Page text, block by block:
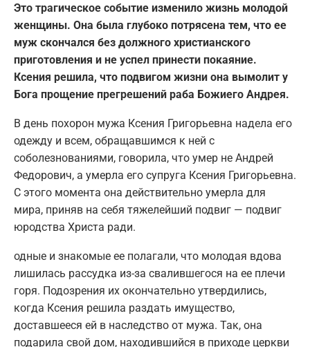
Это трагическое событие изменило жизнь молодой
женщины. Она была глубоко потрясена тем, что ее
муж скончался без должного христианского
приготовления и не успел принести покаяние.
Ксения решила, что подвигом жизни она вымолит у
Бога прощение прегрешений раба Божиего Андрея.
В день похорон мужа Ксения Григорьевна надела его
одежду и всем, обращавшимся к ней с
соболезнованиями, говорила, что умер не Андрей
Федорович, а умерла его супруга Ксения Григорьевна.
С этого момента она действительно умерла для
мира, приняв на себя тяжелейший подвиг — подвиг
юродства Христа ради.
одные и знакомые ее полагали, что молодая вдова
лишилась рассудка из-за свалившегося на ее плечи
горя. Подозрения их окончательно утвердились,
когда Ксения решила раздать имущество,
доставшееся ей в наследство от мужа. Так, она
подарила свой дом, находившийся в приходе церкви